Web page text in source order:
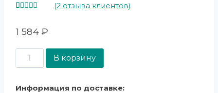
на основе
(2 отзыва клиентов)
1 584 ₽
В корзину
Информация по доставке: